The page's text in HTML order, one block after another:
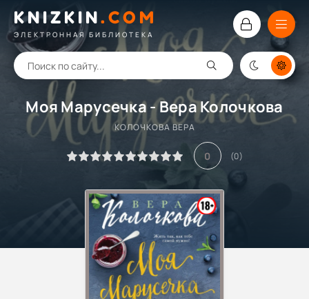
KNIZKIN. COM
ЭЛЕКТРОННАЯ БИБЛИОТЕКА
Моя Марусечка - Вера Колочкова
КОЛОЧКОВА ВЕРА
0 (0)